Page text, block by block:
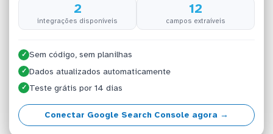
2
integrações disponíveis
12
campos extraíveis
✓ Sem código, sem planilhas
✓ Dados atualizados automaticamente
✓ Teste grátis por 14 dias
Conectar Google Search Console agora →